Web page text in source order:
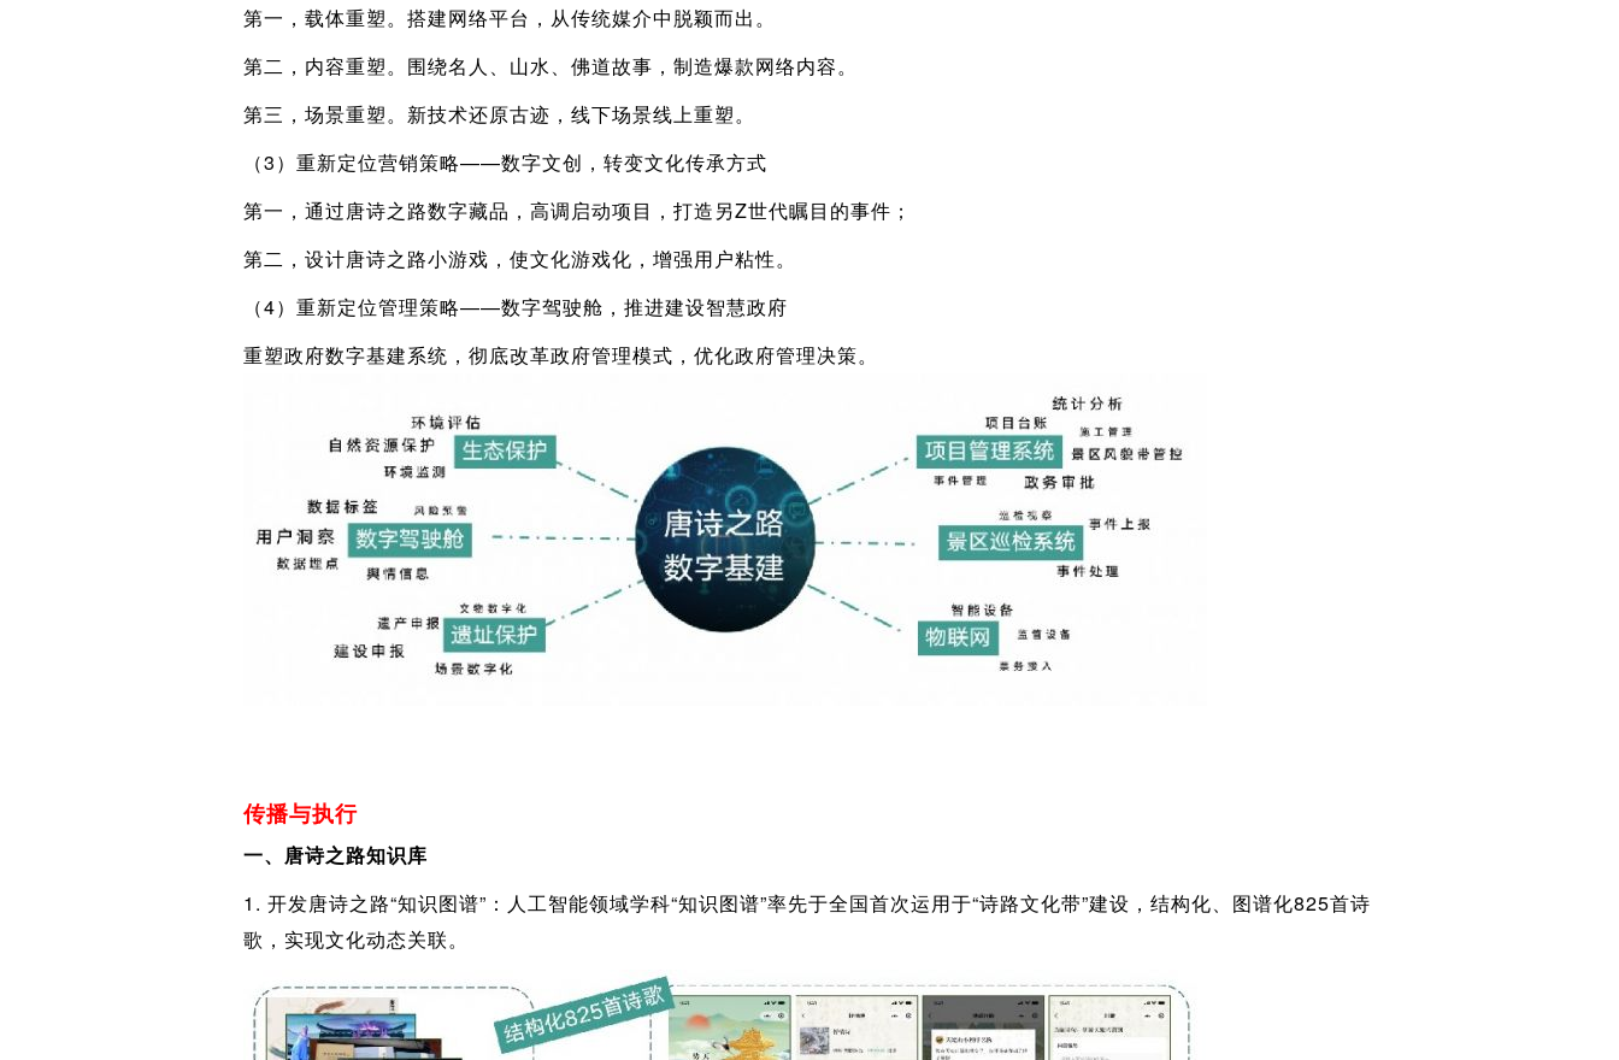
第一，载体重塑。搭建网络平台，从传统媒介中脱颖而出。
第二，内容重塑。围绕名人、山水、佛道故事，制造爆款网络内容。
第三，场景重塑。新技术还原古迹，线下场景线上重塑。
（3）重新定位营销策略——数字文创，转变文化传承方式
第一，通过唐诗之路数字藏品，高调启动项目，打造另Z世代瞩目的事件；
第二，设计唐诗之路小游戏，使文化游戏化，增强用户粘性。
（4）重新定位管理策略——数字驾驶舱，推进建设智慧政府
重塑政府数字基建系统，彻底改革政府管理模式，优化政府管理决策。
传播与执行
一、唐诗之路知识库
1. 开发唐诗之路“知识图谱”：人工智能领域学科“知识图谱”率先于全国首次运用于“诗路文化带”建设，结构化、图谱化825首诗
歌，实现文化动态关联。